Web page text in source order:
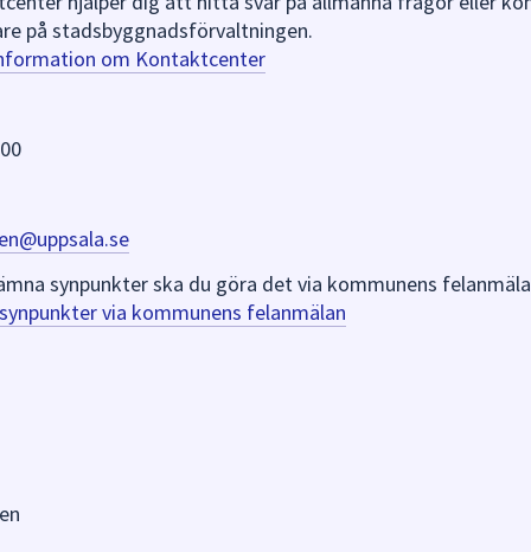
på stadsbyggnadsförvaltningen.
om Kontaktcenter
synpunkter ska du göra det via kommunens
via kommunens felanmälan